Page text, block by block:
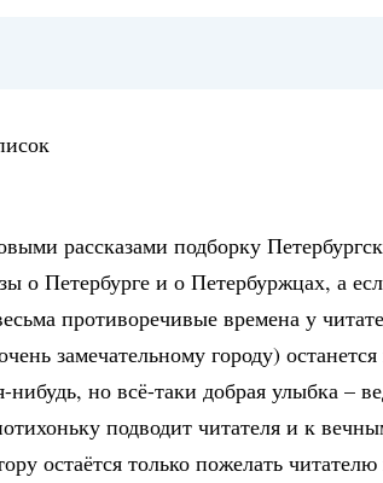
рассказами подборку
о Петербурге и о Петербуржцах, а
противоречивые времена у
замечательному городу)
но всё-таки добрая улыбка –
подводит читателя и к
остаётся только пожелать